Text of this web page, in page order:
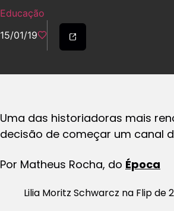
Educação
15/01/19
Uma das historiadoras mais
decisão de começar um canal
Por Matheus Rocha, do Época
Lilia Moritz Schwarcz na Flip de